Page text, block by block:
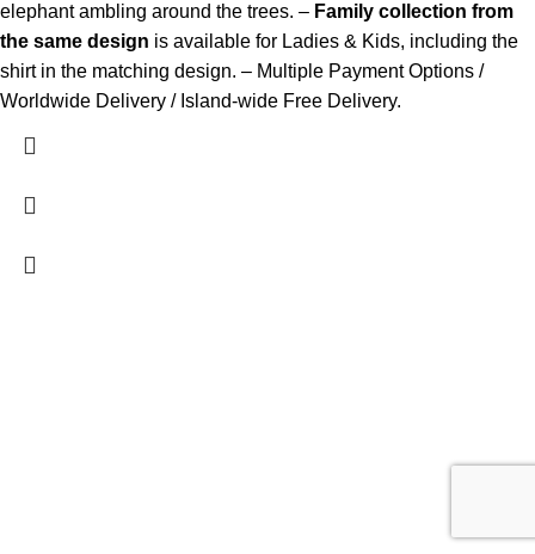
elephant ambling around the trees. – Family collection from
the same design is available for Ladies & Kids, including the
shirt in the matching design. – Multiple Payment Options /
Worldwide Delivery / Island-wide Free Delivery.